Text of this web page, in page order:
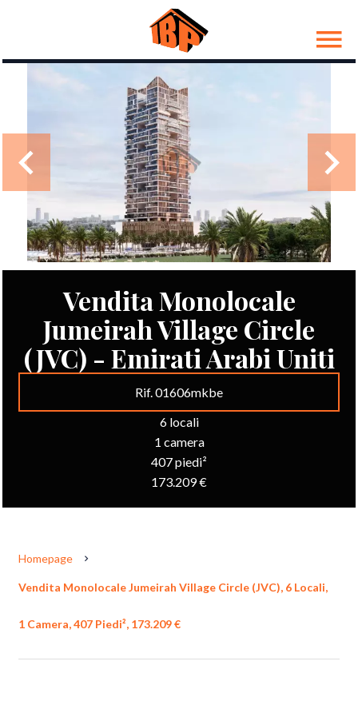
Vendita Monolocale
Jumeirah Village Circle
(JVC) - Emirati Arabi Uniti
Rif. 01606mkbe
6 locali
1 camera
407 piedi²
173.209 €
Homepage
Vendita Monolocale Jumeirah Village Circle (JVC), 6 Locali,
1 Camera, 407 Piedi², 173.209 €